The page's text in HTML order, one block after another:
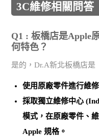
3C維修相關問答
Q1 : 板橋店是Apple
何特色？
是的，Dr.A新北板橋店是
使用原廠零件進行維修
採取獨立維修中心
模式，在原廠零件、
Apple 規格。